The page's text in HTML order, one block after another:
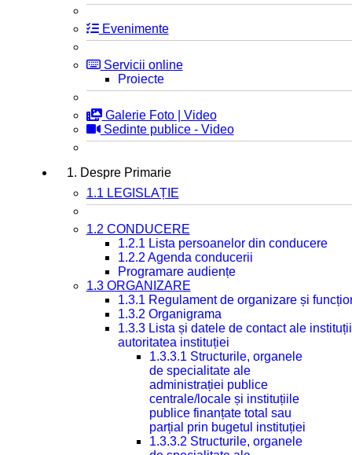
Evenimente
Servicii online
Proiecte
Galerie Foto | Video
Sedinte publice - Video
1. Despre Primarie
1.1 LEGISLAȚIE
1.2 CONDUCERE
1.2.1 Lista persoanelor din conducere
1.2.2 Agenda conducerii
Programare audiențe
1.3 ORGANIZARE
1.3.1 Regulament de organizare și
1.3.2 Organigrama
1.3.3 Lista și datele de contact ale
autoritatea instituției
1.3.3.1 Structurile, organele
de specialitate ale
administrației publice
centrale/locale și instituțiile
publice finanțate total sau
parțial prin bugetul instituției
1.3.3.2 Structurile, organele